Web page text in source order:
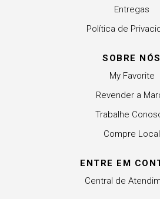
Entregas
Política de
SOBRE NÓS
My Favorite
Revender a
Trabalhe
Compre Local
ENTRE EM
Central de